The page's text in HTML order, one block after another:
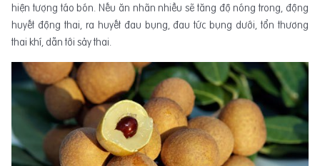
hiện tượng táo bón. Nếu ăn nhãn nhiều sẽ tăng độ nóng trong, động
huyết động thai, ra huyết đau bụng, đau tức bụng dưới, tổn thương
thai khí, dẫn tới sảy thai.